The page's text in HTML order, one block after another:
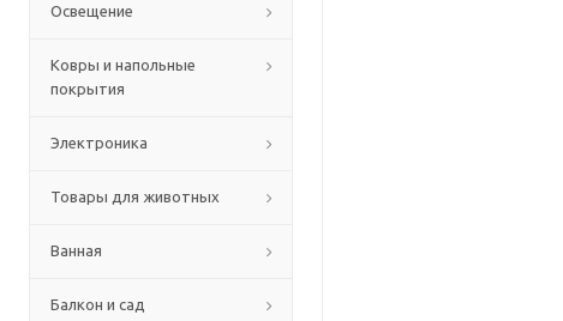
Освещение
Ковры и напольные
покрытия
Электроника
Товары для животных
Ванная
Балкон и сад